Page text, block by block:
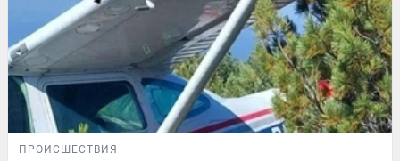
ПРОИСШЕСТВИЯ